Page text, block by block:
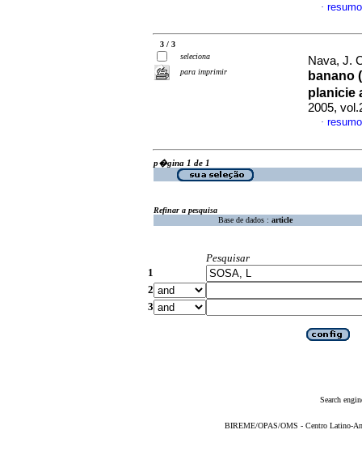
·
3 / 3
seleciona
para imprimir
Nava, J.
banano (
planicie
2005,
·
p�gina 1 de 1
Refinar a pesquisa
Base de dados : article
Pesquisar
1
2
3
Search
BIREME/OPAS/OMS - Centro Latino-